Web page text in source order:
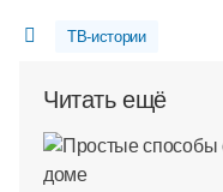
ТВ-истории
Читать ещё